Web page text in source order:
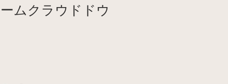
ムクラウドドウ